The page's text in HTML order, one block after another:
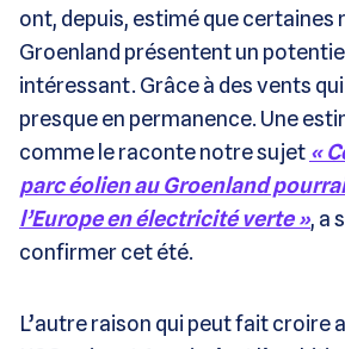
ont, depuis, estimé que certaines
Groenland présentent un
intéressant. Grâce à des vents
presque en permanence. Une
comme le raconte notre sujet «
parc éolien au Groenland
l’Europe en électricité verte », a
confirmer cet été.
L’autre raison qui peut fait croire